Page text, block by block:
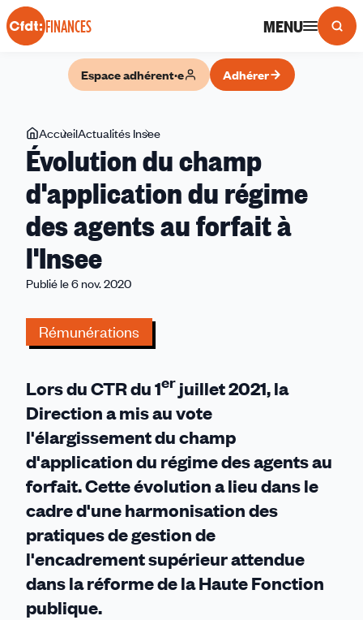
Panneau de gestion des cookies
FINANCES MENU
Espace adhérent·e Adhérer
Vous
êtes
ici
AccueilActualités Insee
du
d'application
du
régime
Évolution du champ
d'application du régime
des agents au forfait à
l'Insee
Publié le 6 nov. 2020
Rémunérations
Lors du CTR du 1er juillet 2021, la
Direction a mis au vote
l'élargissement du champ
d'application du régime des agents au
forfait. Cette évolution a lieu dans le
cadre d'une harmonisation des
pratiques de gestion de
l'encadrement supérieur attendue
dans la réforme de la Haute Fonction
publique.